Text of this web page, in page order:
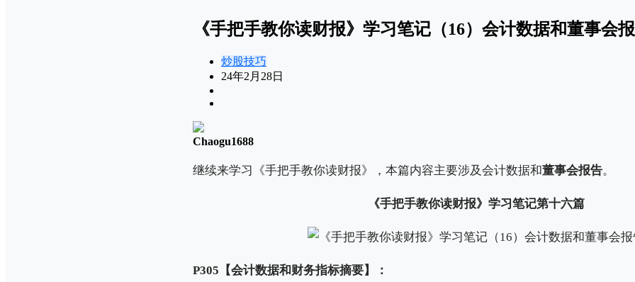
《手把手教你读财报》学习笔记（16）会计数据和董事会
炒股技巧
24年2月28日
Chaogu1688
继续来学习《手把手教你读财报》，本篇内容主要涉及会计数据和董事会报告。
《手把手教你读财报》学习笔记第十六篇
P305【会计数据和财务指标摘要】：